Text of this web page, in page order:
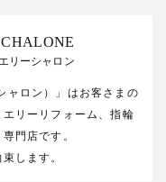
リーシャロン
ャロン）」はお客さまの
リーリフォーム、指輪
門店です。
します。